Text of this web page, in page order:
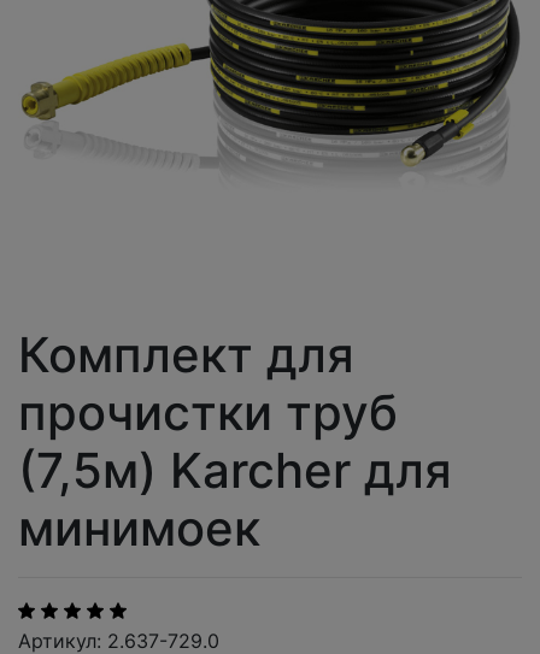
Комплект для
прочистки труб
(7,5м) Karcher для
минимоек
Артикул: 2.637-729.0